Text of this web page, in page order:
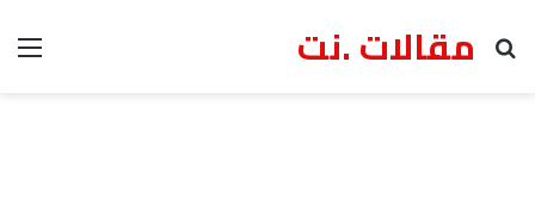
مقالات .نت
بحث عن